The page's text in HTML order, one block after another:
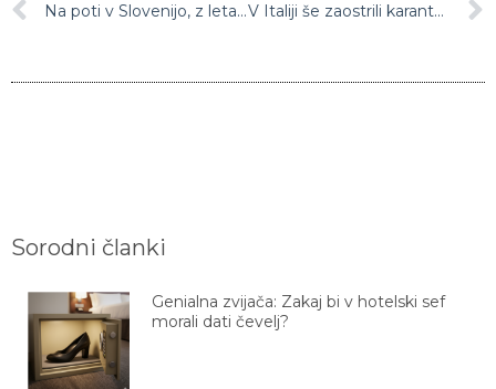
Na poti v Slovenijo, z letalom, ki ga je najela slovenska vlada, 50 Slovencev iz Londona V Italiji še zaostrili karanteno
Sorodni članki
Genialna zvijača: Zakaj bi v hotelski sef
morali dati čevelj?